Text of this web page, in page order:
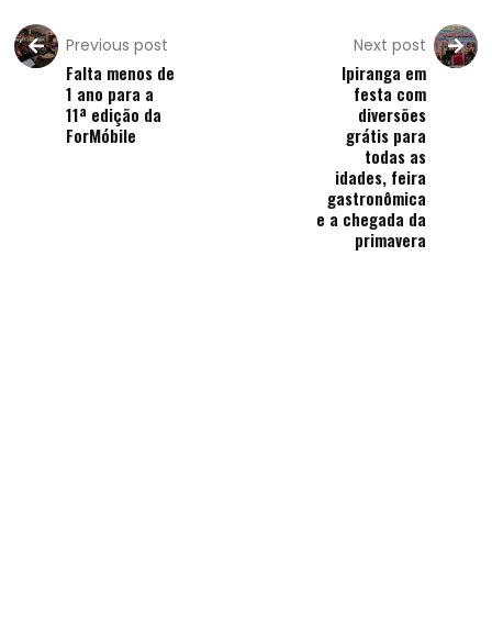
Previous post
Falta menos de
1 ano para a
11ª edição da
ForMóbile
Next post
Ipiranga em
festa com
diversões
grátis para
todas as
idades, feira
gastronômica
e a chegada da
primavera